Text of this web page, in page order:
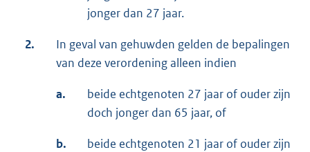
jonger dan 27 jaar.
2.
In geval van gehuwden gelden de bepalingen
van deze verordening alleen indien
a.
beide echtgenoten 27 jaar of ouder zijn
doch jonger dan 65 jaar, of
b.
beide echtgenoten 21 jaar of ouder zijn